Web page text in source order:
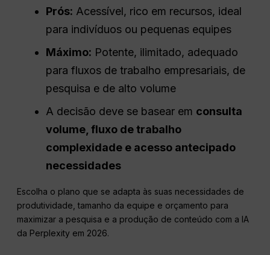
Prós: Acessível, rico em recursos, ideal
para indivíduos ou pequenas equipes
Máximo: Potente, ilimitado, adequado
para fluxos de trabalho empresariais, de
pesquisa e de alto volume
A decisão deve se basear em consulta
volume,fluxo de trabalho
complexidade e acesso antecipado
necessidades
Escolha o plano que se adapta às suas necessidades de
produtividade, tamanho da equipe e orçamento para
maximizar a pesquisa e a produção de conteúdo com a IA
da Perplexity em 2026.